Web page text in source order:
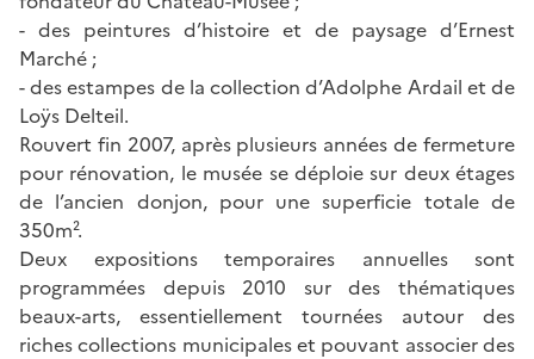
- des peintures d’histoire et de paysage d’Ernest
Marché ;
- des estampes de la collection d’Adolphe Ardail et de
Loÿs Delteil.
Rouvert fin 2007, après plusieurs années de fermeture
pour rénovation, le musée se déploie sur deux étages
de l’ancien donjon, pour une superficie totale de
350m².
Deux expositions temporaires annuelles sont
programmées depuis 2010 sur des thématiques
beaux-arts, essentiellement tournées autour des
riches collections municipales et pouvant associer des